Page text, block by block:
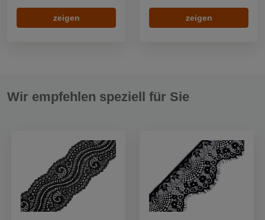
zeigen zeigen
Wir empfehlen speziell für Sie